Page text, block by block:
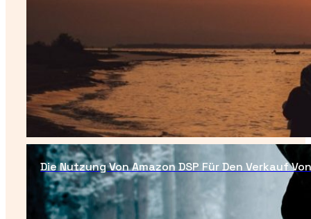
Die Nutzung Von Amazon DSP Für Den Verkauf